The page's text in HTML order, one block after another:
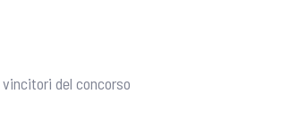
vincitori del concorso